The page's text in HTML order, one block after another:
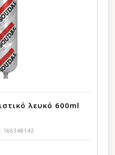
λευκό 600ml
166348142